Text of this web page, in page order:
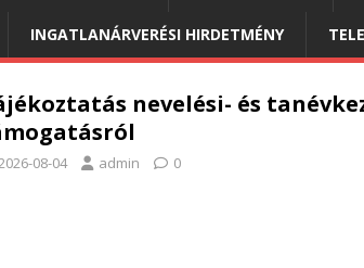
INGATLANÁRVERÉSI HIRDETMÉNY
nevelési- és
08-04 admin 0